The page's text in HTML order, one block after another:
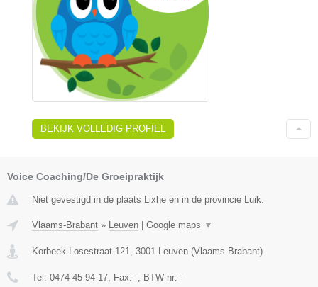
BEKIJK VOLLEDIG PROFIEL
Voice Coaching/De Groeipraktijk
Niet gevestigd in de plaats Lixhe en in de provincie Luik.
Vlaams-Brabant » Leuven Google maps ▼
Korbeek-Losestraat 121, 3001 Leuven (Vlaams-Brabant)
Tel: 0474 45 94 17, Fax: -, BTW-nr: -